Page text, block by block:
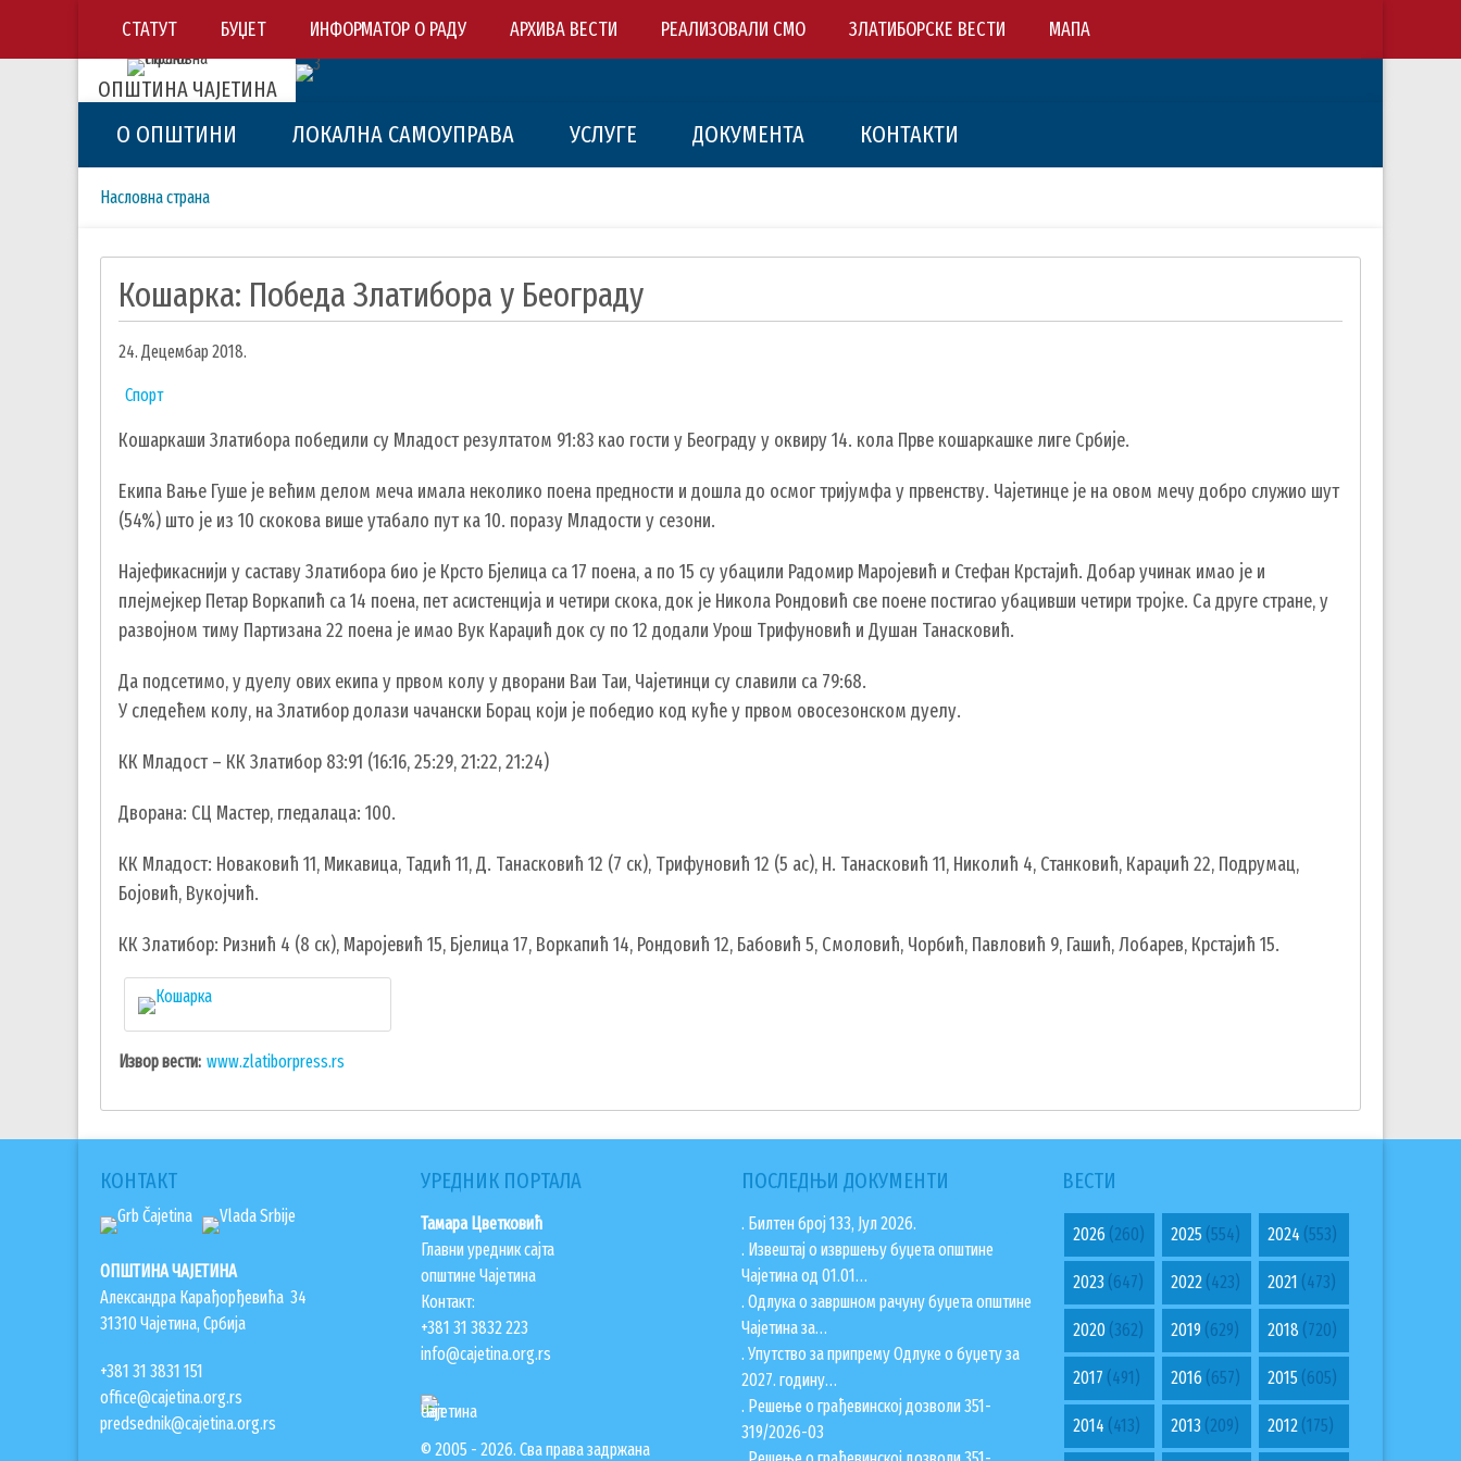
СТАТУТ БУЏЕТ ИНФОРМАТОР О РАДУ АРХИВА ВЕСТИ РЕАЛИЗОВАЛИ СМО ЗЛАТИБОРСКЕ ВЕСТИ МАПА
ОПШТИНА ЧАЈЕТИНА
О ОПШТИНИ ЛОКАЛНА САМОУПРАВА УСЛУГЕ ДОКУМЕНТА КОНТАКТИ
Breadcrumbs
You
Насловна страна
Кошарка: Победа Златибора у Београду
24. Децембар 2018.
Спорт
Кошаркаши Златибора победили су Младост резултатом 91:83 као гости у Београду у оквиру 14. кола Прве кошаркашке лиге Србије.
Екипа Вање Гуше је већим делом меча имала неколико поена предности и дошла до осмог тријумфа у првенству. Чајетинце је на овом мечу добро служио шут
(54%) што је из 10 скокова више утабало пут ка 10. поразу Младости у сезони.
Најефикаснији у саставу Златибора био је Крсто Бјелица са 17 поена, а по 15 су убацили Радомир Маројевић и Стефан Крстајић. Добар учинак имао је и
плејмејкер Петар Воркапић са 14 поена, пет асистенција и четири скока, док је Никола Рондовић све поене постигао убацивши четири тројке. Са друге стране, у
развојном тиму Партизана 22 поена је имао Вук Караџић док су по 12 додали Урош Трифуновић и Душан Танасковић.
Да подсетимо, у дуелу ових екипа у првом колу у дворани Ваи Таи, Чајетинци су славили са 79:68.
У следећем колу, на Златибор долази чачански Борац који је победио код куће у првом овосезонском дуелу.
КК Младост – КК Златибор 83:91 (16:16, 25:29, 21:22, 21:24)
Дворана: СЦ Мастер, гледалаца: 100.
КК Младост: Новаковић 11, Микавица, Тадић 11, Д. Танасковић 12 (7 ск), Трифуновић 12 (5 ас), Н. Танасковић 11, Николић 4, Станковић, Караџић 22, Подрумац,
Бојовић, Вукојчић.
КК Златибор: Ризнић 4 (8 ск), Маројевић 15, Бјелица 17, Воркапић 14, Рондовић 12, Бабовић 5, Смоловић, Чорбић, Павловић 9, Гашић, Лобарев, Крстајић 15.
Извор вести www.zlatiborpress.rs
КОНТАКТ
ОПШТИНА ЧАЈЕТИНА
Александра Карађорђевића 34
31310 Чајетина, Србија
+381 31 3831 151
office@cajetina.org.rs
predsednik@cajetina.org.rs
УРЕДНИК ПОРТАЛА
Тамара Цветковић
Главни уредник сајта
општине Чајетина
Контакт:
+381 31 3832 223
info@cajetina.org.rs
© 2005 - 2026. Сва права задржана
ПОСЛЕДЊИ ДОКУМЕНТИ
. Билтен број 133, Јул 2026.
. Извештај о извршењу буџета општине
Чајетина од 01.01…
. Одлука о завршном рачуну буџета општине
Чајетина за…
. Упутство за припрему Одлуке о буџету за
2027. годину…
. Решење о грађевинској дозволи 351-
319/2026-03
ВЕСТИ
2026 (260) 2025(554) 2024 (553)
2023 (647) 2022(423) 2021 (473)
2020 (362) 2019(629) 2018 (720)
2017 (491) 2016(657) 2015 (605)
2014 (413) 2013(209) 2012 (175)